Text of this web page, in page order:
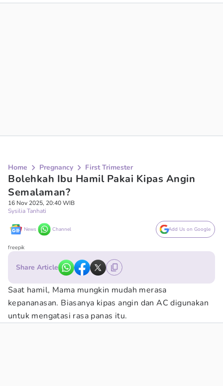
Home Pregnancy First Trimester
Bolehkah Ibu Hamil Pakai Kipas Angin
Semalaman?
16 Nov 2025, 20:40 WIB
Sysilia Tanhati
News Channel Add Us on Google
freepik
Share Article
Saat hamil, Mama mungkin mudah merasa
kepananasan. Biasanya kipas angin dan AC digunakan
untuk mengatasi rasa panas itu.